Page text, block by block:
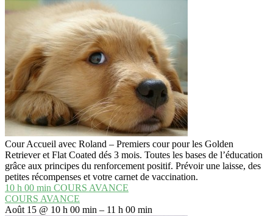
Cour Accueil avec Roland – Premiers cour pour les Golden
Retriever et Flat Coated dés 3 mois. Toutes les bases de l’éducation
grâce aux principes du renforcement positif. Prévoir une laisse, des
petites récompenses et votre carnet de vaccination.
10 h 00 min COURS AVANCE
COURS AVANCE
Août 15 @ 10 h 00 min – 11 h 00 min